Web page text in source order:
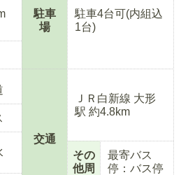
駐車
場
駐車4台可(内組込
1台)
交通
ＪＲ白新線 大形
駅 約4.8km
その
他周
最寄バス
停：バス停